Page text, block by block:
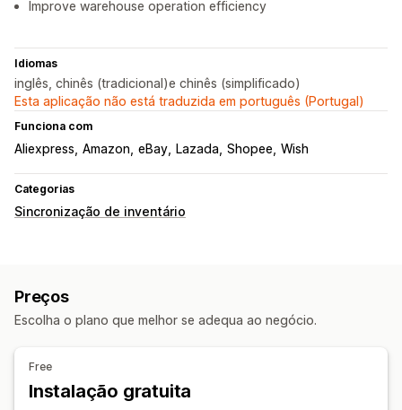
Improve warehouse operation efficiency
Idiomas
inglês, chinês (tradicional)e chinês (simplificado)
Esta aplicação não está traduzida em português (Portugal)
Funciona com
Aliexpress Amazon eBay Lazada Shopee Wish
Categorias
Sincronização de inventário
Preços
Escolha o plano que melhor se adequa ao negócio.
Free
Instalação gratuita